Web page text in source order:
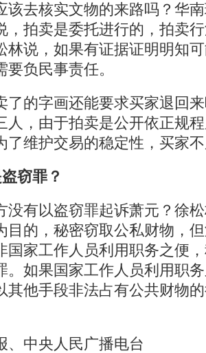
该去核实文物的来路吗？华
，拍卖是委托进行的，拍卖
林说，如果有证据证明明知
负民事责任。
的字画还能要求买家退回来
人，由于拍卖是公开依正规
了维护交易的稳定性，买家
窃罪？
有以盗窃罪起诉萧元？徐松
目的，秘密窃取公私财物，
国家工作人员利用职务之便
。如果国家工作人员利用职
其他手段非法占有公共财物
中央人民广播电台